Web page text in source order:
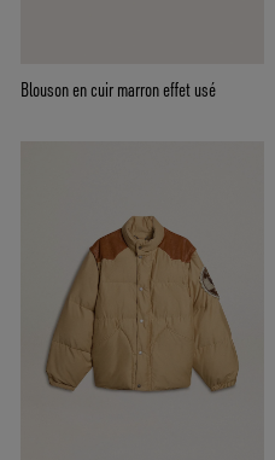
Blouson en cuir marron effet usé